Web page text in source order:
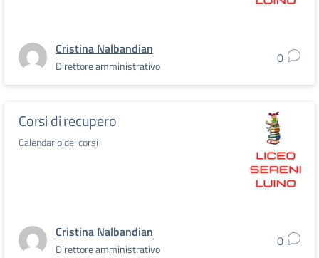
Cristina Nalbandian
Direttore amministrativo 0
Corsi di recupero
Calendario dei corsi
Cristina Nalbandian
Direttore amministrativo 0